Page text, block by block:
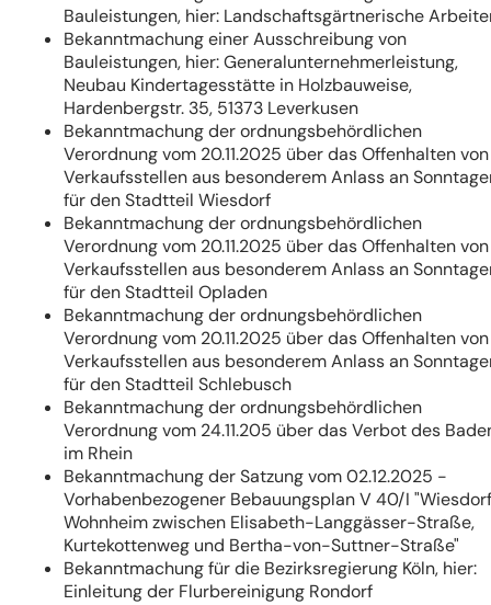
Bauleistungen, hier: Landschaftsgärtnerische
Bekanntmachung einer Ausschreibung von
Bauleistungen, hier: Generalunternehmerleistung,
Neubau Kindertagesstätte in Holzbauweise,
Hardenbergstr. 35, 51373 Leverkusen
Bekanntmachung der ordnungsbehördlichen
Verordnung vom 20.11.2025 über das Offenhalten von
Verkaufsstellen aus besonderem Anlass an
für den Stadtteil Wiesdorf
Bekanntmachung der ordnungsbehördlichen
Verordnung vom 20.11.2025 über das Offenhalten von
Verkaufsstellen aus besonderem Anlass an
für den Stadtteil Opladen
Bekanntmachung der ordnungsbehördlichen
Verordnung vom 20.11.2025 über das Offenhalten von
Verkaufsstellen aus besonderem Anlass an
für den Stadtteil Schlebusch
Bekanntmachung der ordnungsbehördlichen
Verordnung vom 24.11.205 über das Verbot des
im Rhein
Bekanntmachung der Satzung vom 02.12.2025 -
Vorhabenbezogener Bebauungsplan V 40/I
Wohnheim zwischen Elisabeth-Langgässer-Straße,
Kurtekottenweg und Bertha-von-Suttner-Straße"
Bekanntmachung für die Bezirksregierung Köln, hier:
Einleitung der Flurbereinigung Rondorf